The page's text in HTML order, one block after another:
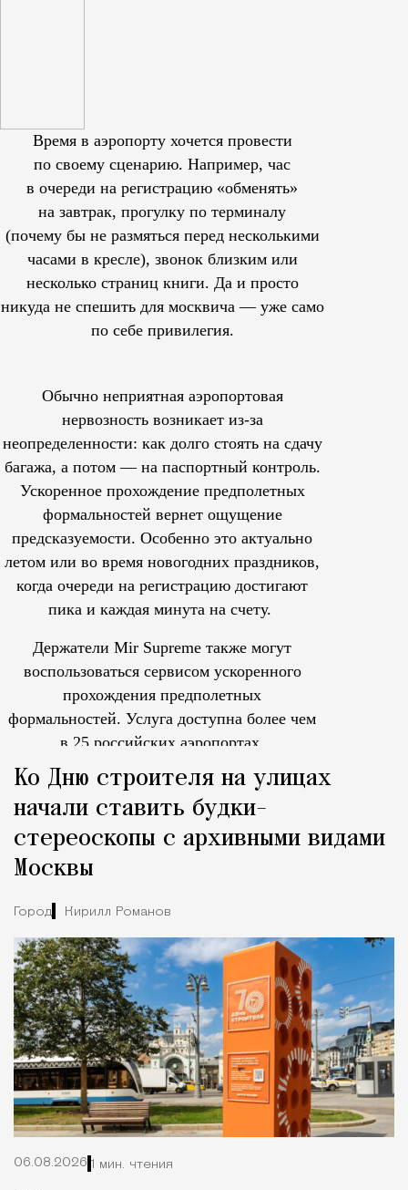
Время в аэропорту хочется провести
по своему сценарию. Например, час
в очереди на регистрацию «обменять»
на завтрак, прогулку по терминалу
(почему бы не размяться перед несколькими
часами в кресле), звонок близким или
несколько страниц книги. Да и просто
никуда не спешить для москвича — уже само
по себе привилегия.
Обычно неприятная аэропортовая
нервозность возникает из-за
неопределенности: как долго стоять на сдачу
багажа, а потом — на паспортный контроль.
Ускоренное прохождение предполетных
формальностей вернет ощущение
предсказуемости. Особенно это актуально
летом или во время новогодних праздников,
когда очереди на регистрацию достигают
пика и каждая минута на счету.
Держатели Mir Supreme также могут
воспользоваться сервисом ускоренного
прохождения предполетных
формальностей. Услуга доступна более чем
в 25 российских аэропортах.
Ко Дню строителя на улицах
начали ставить будки-
стереоскопы с архивными видами
Москвы
Город Кирилл Романов
06.08.2026 1 мин. чтения